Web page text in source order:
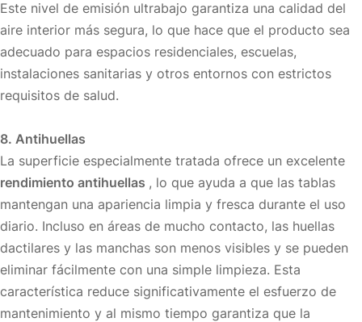
Este nivel de emisión ultrabajo garantiza una calidad del
aire interior más segura, lo que hace que el producto sea
adecuado para espacios residenciales, escuelas,
instalaciones sanitarias y otros entornos con estrictos
requisitos de salud.
8. Antihuellas
La superficie especialmente tratada ofrece un excelente
rendimiento antihuellas , lo que ayuda a que las tablas
mantengan una apariencia limpia y fresca durante el uso
diario. Incluso en áreas de mucho contacto, las huellas
dactilares y las manchas son menos visibles y se pueden
eliminar fácilmente con una simple limpieza. Esta
característica reduce significativamente el esfuerzo de
mantenimiento y al mismo tiempo garantiza que la